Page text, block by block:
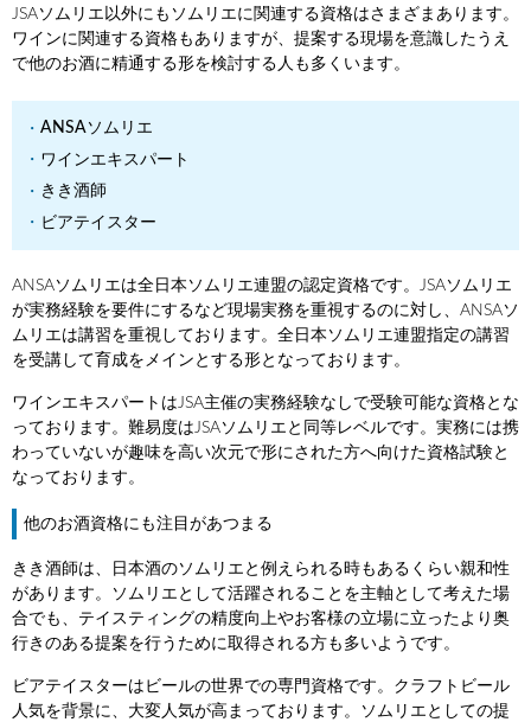
JSAソムリエ以外にもソムリエに関連する資格はさまざまあります。
ワインに関連する資格もありますが、提案する現場を意識したうえ
で他のお酒に精通する形を検討する人も多くいます。
ANSAソムリエ
ワインエキスパート
きき酒師
ビアテイスター
ANSAソムリエは全日本ソムリエ連盟の認定資格です。JSAソムリエ
が実務経験を要件にするなど現場実務を重視するのに対し、ANSAソ
ムリエは講習を重視しております。全日本ソムリエ連盟指定の講習
を受講して育成をメインとする形となっております。
ワインエキスパートはJSA主催の実務経験なしで受験可能な資格とな
っております。難易度はJSAソムリエと同等レベルです。実務には携
わっていないが趣味を高い次元で形にされた方へ向けた資格試験と
なっております。
他のお酒資格にも注目があつまる
きき酒師は、日本酒のソムリエと例えられる時もあるくらい親和性
があります。ソムリエとして活躍されることを主軸として考えた場
合でも、テイスティングの精度向上やお客様の立場に立ったより奥
行きのある提案を行うために取得される方も多いようです。
ビアテイスターはビールの世界での専門資格です。クラフトビール
人気を背景に、大変人気が高まっております。ソムリエとしての提